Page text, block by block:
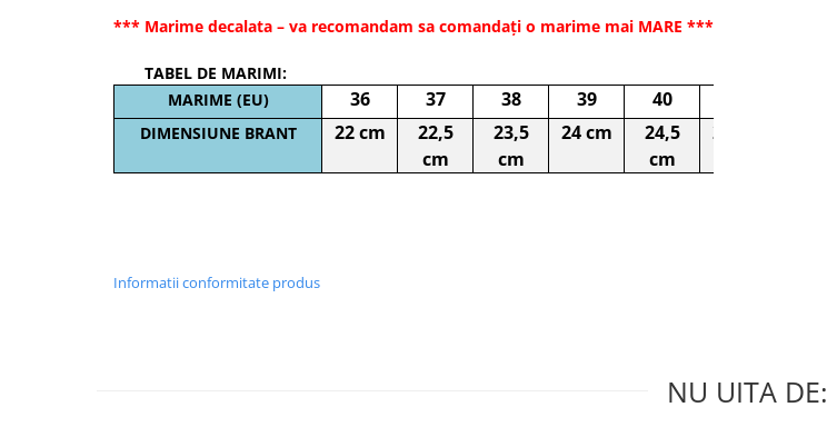
*** Marime decalata – va recomandam sa comandați o marime mai MARE ***
TABEL DE MARIMI:
MARIME (EU)
36 37 38 39 40
DIMENSIUNE BRANT 22 cm
22,5
cm
23,5
cm
24 cm
24,5
cm
25 cm
Informatii conformitate produs
NU UITA DE: